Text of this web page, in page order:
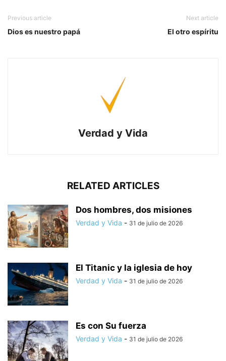
Previous article
Dios es nuestro papá
Next article
El otro espíritu
Verdad y Vida
RELATED ARTICLES
Dos hombres, dos misiones
Verdad y Vida - 31 de julio de 2026
El Titanic y la iglesia de hoy
Verdad y Vida - 31 de julio de 2026
Es con Su fuerza
Verdad y Vida - 31 de julio de 2026